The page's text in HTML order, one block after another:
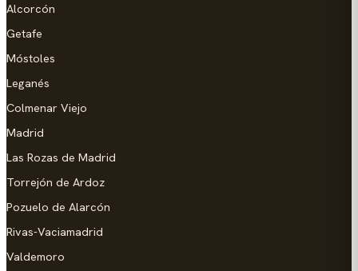
Alcorcón
Getafe
Móstoles
Leganés
Colmenar Viejo
Madrid
Las Rozas de Madrid
Torrejón de Ardoz
Pozuelo de Alarcón
Rivas-Vaciamadrid
Valdemoro